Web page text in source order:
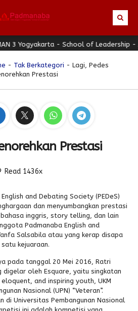
Yogyakarta - School of Leadership -
- Tak Berkategori - Lagi, Pedes
Prestasi
Prestasi
Read 1436x
and Debating Society (PEDeS)
dan menyumbangkan prestasi
inggris, story telling, dan lain
Padmanaba English and
Salsabila atau yang kerap disapa
kejuaraan.
pada tanggal 20 Mei 2016, Ratri
digelar oleh Esquare, yaitu singkatan
and inspiring youth, UKM
Nasional (UPN) “Veteran”.
di Universitas Pembangunan Nasional